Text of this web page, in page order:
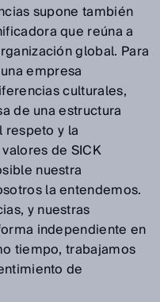
supone también
que reúna a
global. Para
empresa
culturales,
de una estructura
respeto y la
de SICK
nuestra
la entendemos.
y nuestras
independiente en
tiempo, trabajamos
de